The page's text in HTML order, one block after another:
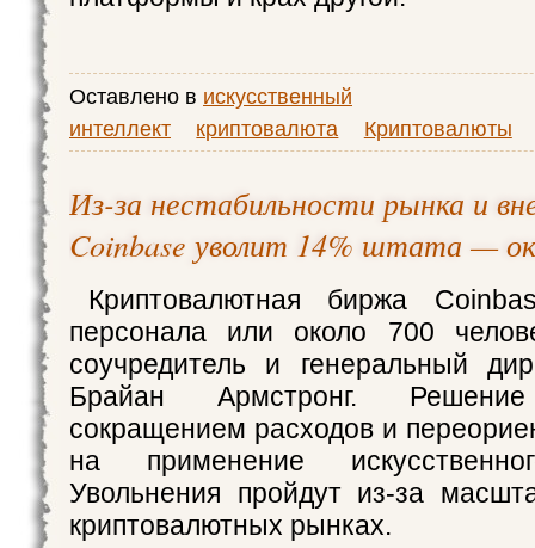
Оставлено в искусственный
интеллект
криптовалюта Криптовалюты
Из-за нестабильности рынка и
Coinbase уволит 14% штата —
Криптовалютная биржа
персонала или около 700
соучредитель и генеральный
Брайан Армстронг.
сокращением расходов и
на применение
Увольнения пройдут из-за
криптовалютных рынках.